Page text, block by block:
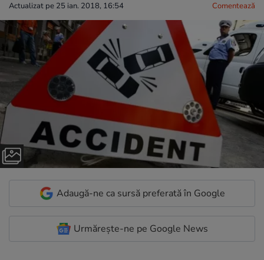
Actualizat pe 25 ian. 2018, 16:54 Comentează
Adaugă-ne ca sursă preferată în Google
Urmărește-ne pe Google News